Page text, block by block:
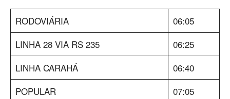
RODOVIÁRIA
06:05
LINHA 28 VIA RS 235
06:25
LINHA CARAHÁ
06:40
POPULAR
07:05